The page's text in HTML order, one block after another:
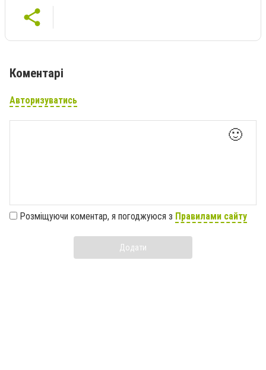
Коментарі
Авторизуватись
🙂
Розміщуючи коментар, я погоджуюся з Правилами сайту
Додати